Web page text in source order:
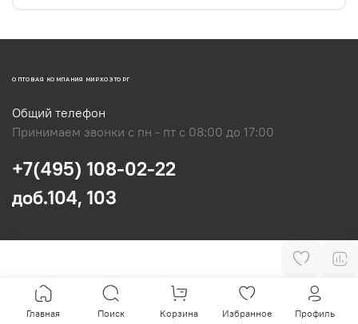
ОПТОВАЯ КОМПАНИЯ МИРХОЗТОРГ
Общий телефон
Принимаем звонки с пн - пт с 08:00 до 17:00
+7(495) 108-02-22
доб.104, 103
Главная Поиск Корзина Избранное Профиль